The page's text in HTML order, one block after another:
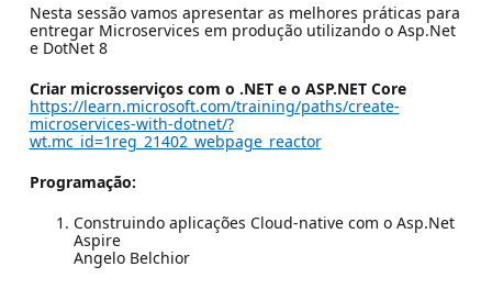
Nesta sessão vamos apresentar as melhores práticas para
entregar Microservices em produção utilizando o Asp.Net
e DotNet 8
Criar microsserviços com o .NET e o ASP.NET Core
https://learn.microsoft.com/training/paths/create-
microservices-with-dotnet/?
wt.mc_id=1reg_21402_webpage_reactor
Programação:
Construindo aplicações Cloud-native com o Asp.Net
Aspire
Angelo Belchior